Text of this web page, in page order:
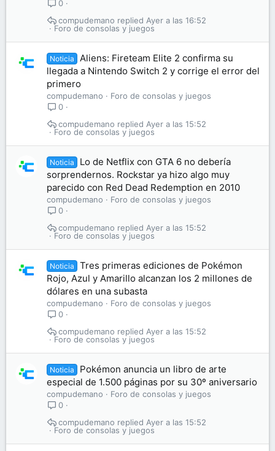
0
Foro de consolas y juegos
Ayer a las 16:52
compudemano
Noticia
Aliens: Fireteam Elite 2 confirma su
llegada a Nintendo Switch 2 y corrige el error del
primero
compudemano
Foro de consolas y juegos
0
Foro de consolas y juegos
Ayer a las 15:52
compudemano
Noticia
Lo de Netflix con GTA 6 no debería
sorprendernos. Rockstar ya hizo algo muy
parecido con Red Dead Redemption en 2010
compudemano
Foro de consolas y juegos
0
Foro de consolas y juegos
Ayer a las 15:52
compudemano
Noticia
Tres primeras ediciones de Pokémon
Rojo, Azul y Amarillo alcanzan los 2 millones de
dólares en una subasta
compudemano
Foro de consolas y juegos
0
Foro de consolas y juegos
Ayer a las 15:52
compudemano
Noticia
Pokémon anuncia un libro de arte
especial de 1.500 páginas por su 30º aniversario
compudemano
Foro de consolas y juegos
0
Foro de consolas y juegos
Ayer a las 15:52
compudemano